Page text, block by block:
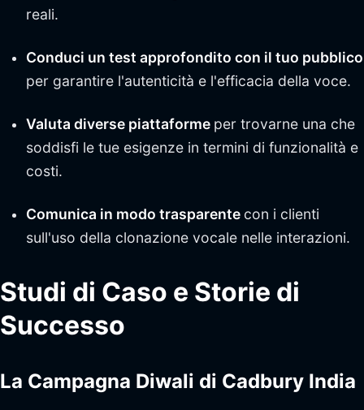
reali.
Conduci un test approfondito con il tuo pubblico
per garantire l'autenticità e l'efficacia della voce.
Valuta diverse piattaforme per trovarne una che
soddisfi le tue esigenze in termini di funzionalità e
costi.
Comunica in modo trasparente con i clienti
sull'uso della clonazione vocale nelle interazioni.
Studi di Caso e Storie di
Successo
La Campagna Diwali di Cadbury India